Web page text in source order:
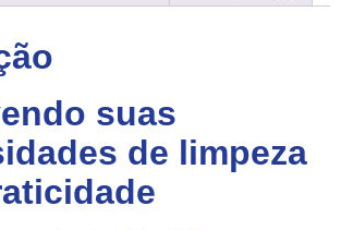
suas
de limpeza